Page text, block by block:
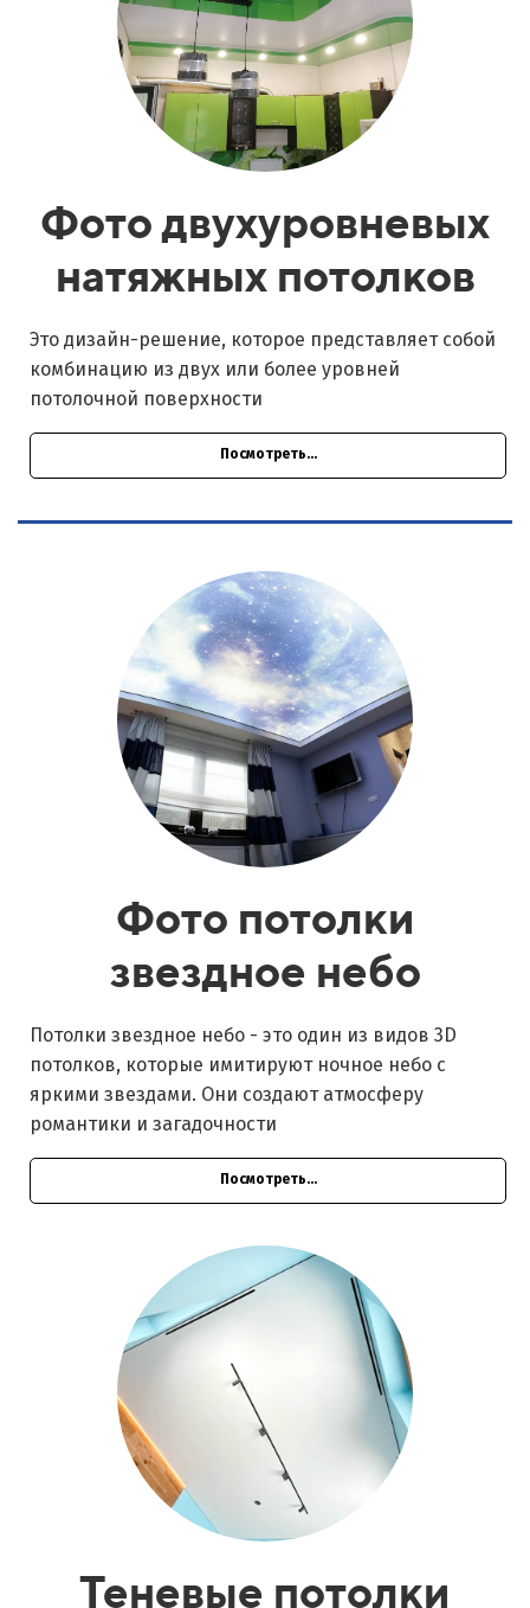
Фото двухуровневых
натяжных потолков
Это дизайн-решение, которое представляет собой
комбинацию из двух или более уровней
потолочной поверхности
Посмотреть...
Фото потолки
звездное небо
Потолки звездное небо - это один из видов 3D
потолков, которые имитируют ночное небо с
яркими звездами. Они создают атмосферу
романтики и загадочности
Посмотреть...
Теневые потолки